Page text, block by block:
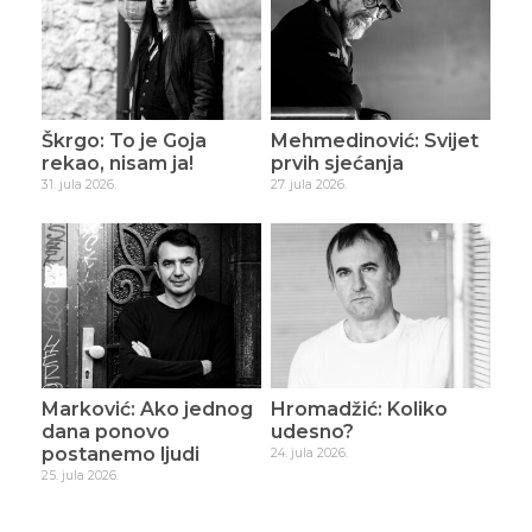
Škrgo: To je Goja
rekao, nisam ja!
31. jula 2026.
Mehmedinović: Svijet
prvih sjećanja
27. jula 2026.
Marković: Ako jednog
dana ponovo
postanemo ljudi
25. jula 2026.
Hromadžić: Koliko
udesno?
24. jula 2026.